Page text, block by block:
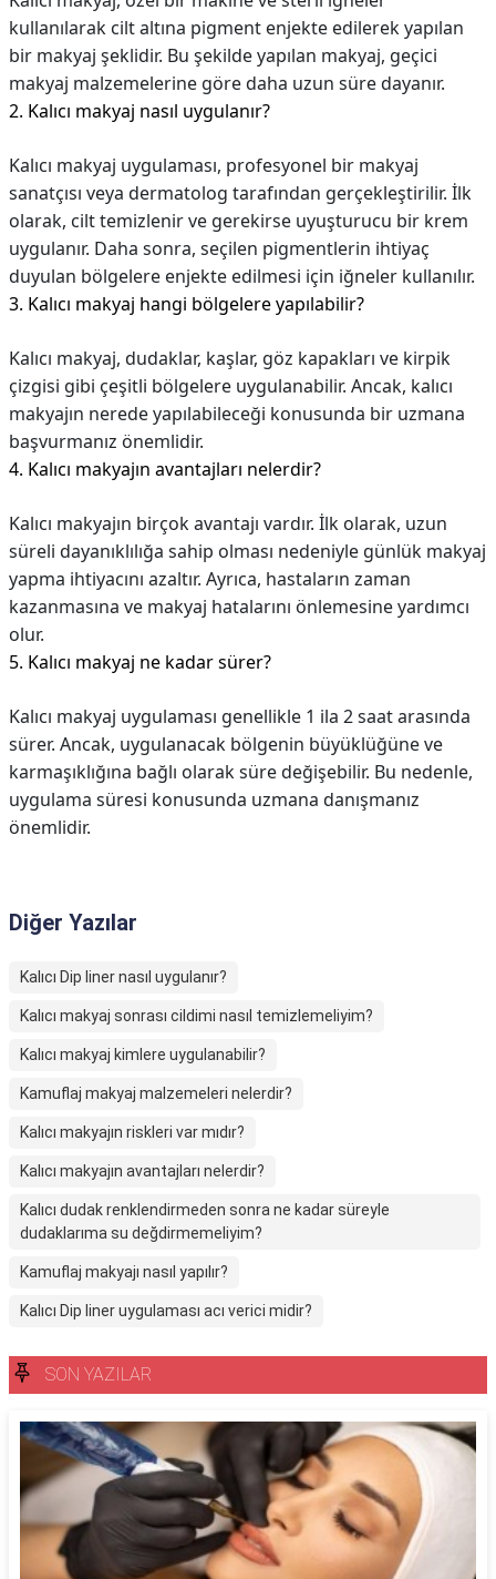
kullanılarak cilt altına pigment enjekte edilerek yapılan
bir makyaj şeklidir. Bu şekilde yapılan makyaj, geçici
makyaj malzemelerine göre daha uzun süre dayanır.
2. Kalıcı makyaj nasıl uygulanır?
Kalıcı makyaj uygulaması, profesyonel bir makyaj
sanatçısı veya dermatolog tarafından gerçekleştirilir. İlk
olarak, cilt temizlenir ve gerekirse uyuşturucu bir krem
uygulanır. Daha sonra, seçilen pigmentlerin ihtiyaç
duyulan bölgelere enjekte edilmesi için iğneler kullanılır.
3. Kalıcı makyaj hangi bölgelere yapılabilir?
Kalıcı makyaj, dudaklar, kaşlar, göz kapakları ve kirpik
çizgisi gibi çeşitli bölgelere uygulanabilir. Ancak, kalıcı
makyajın nerede yapılabileceği konusunda bir uzmana
başvurmanız önemlidir.
4. Kalıcı makyajın avantajları nelerdir?
Kalıcı makyajın birçok avantajı vardır. İlk olarak, uzun
süreli dayanıklılığa sahip olması nedeniyle günlük makyaj
yapma ihtiyacını azaltır. Ayrıca, hastaların zaman
kazanmasına ve makyaj hatalarını önlemesine yardımcı
olur.
5. Kalıcı makyaj ne kadar sürer?
Kalıcı makyaj uygulaması genellikle 1 ila 2 saat arasında
sürer. Ancak, uygulanacak bölgenin büyüklüğüne ve
karmaşıklığına bağlı olarak süre değişebilir. Bu nedenle,
uygulama süresi konusunda uzmana danışmanız
önemlidir.
Diğer Yazılar
Kalıcı Dip liner nasıl uygulanır?
Kalıcı makyaj sonrası cildimi nasıl temizlemeliyim?
Kalıcı makyaj kimlere uygulanabilir?
Kamuflaj makyaj malzemeleri nelerdir?
Kalıcı makyajın riskleri var mıdır?
Kalıcı makyajın avantajları nelerdir?
Kalıcı dudak renklendirmeden sonra ne kadar süreyle
dudaklarıma su değdirmemeliyim?
Kamuflaj makyajı nasıl yapılır?
Kalıcı Dip liner uygulaması acı verici midir?
SON YAZILAR